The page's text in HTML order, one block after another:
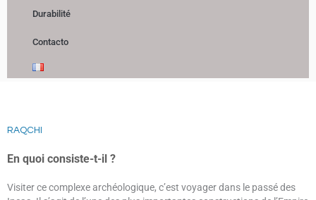
Durabilité
Contacto
RAQCHI
En quoi consiste-t-il ?
Visiter ce complexe archéologique, c’est voyager dans le passé des